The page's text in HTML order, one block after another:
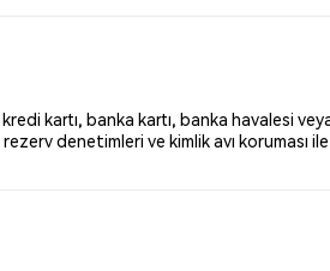
kartı, banka kartı, banka havalesi
denetimleri ve kimlik avı koruması ile